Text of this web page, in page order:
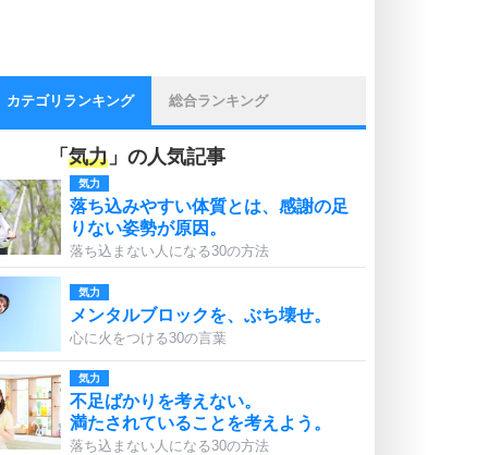
カテゴリランキング 総合ランキング
「 気力 」の人気記事
気力
落ち込みやすい体質とは、感謝の足
りない姿勢が原因。
落ち込まない人になる30の方法
気力
メンタルブロックを、ぶち壊せ。
心に火をつける30の言葉
気力
不足ばかりを考えない。
満たされていることを考えよう。
落ち込まない人になる30の方法